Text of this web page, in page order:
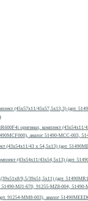
аналог 51490-MCC-
51490-MJ1-670, 91255-MZ8-004,